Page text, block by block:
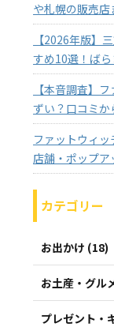
や札幌の販売店
【2026年版】
すめ10選！ば
【本音調査】
ずい？口コミ
ファットウィ
店舗・ポップ
カテゴリー
お出かけ (18)
お土産・グル
プレゼント・